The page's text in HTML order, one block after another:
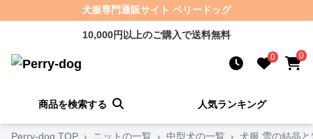
犬服専門通販サイト ペリードッグ
10,000円以上のご購入で送料無料
0 0
商品を検索する 人気ランキング
Perry-dog TOP › ニットの一覧 › 中型犬の一覧 › 犬服 雪の結晶